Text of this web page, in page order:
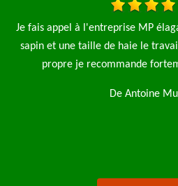
de
et
J’ai fait appel à
pelouse et l’abattage d’une
Très bon
De